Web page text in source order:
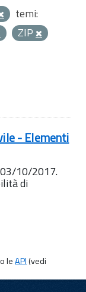
temi:
ZIP
- Elementi
10/2017.
di
leAPI(vedi